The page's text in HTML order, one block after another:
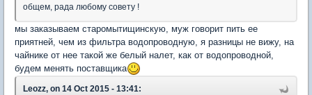
общем, рада любому совету !
мы заказываем старомытищинскую, муж говорит пить ее
приятней, чем из фильтра водопроводную, я разницы не вижу, на
чайнике от нее такой же белый налет, как от водопроводной,
будем менять поставщика
Leozz, on 14 Oct 2015 - 13:41: